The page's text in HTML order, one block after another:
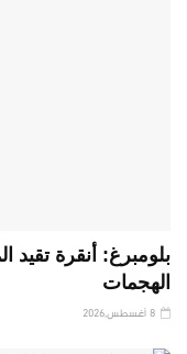
بلومبرغ: أنقرة تقيد
الهجمات